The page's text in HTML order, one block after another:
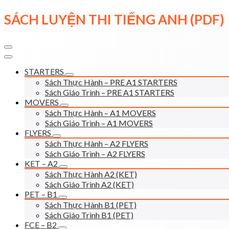
Skip
to
SÁCH LUYỆN THI TIẾNG ANH (PDF)
STARTERS
Sách Thực Hành – PRE A1 STARTERS
Sách Giáo Trình – PRE A1 STARTERS
MOVERS
Sách Thực Hành – A1 MOVERS
Sách Giáo Trình – A1 MOVERS
FLYERS
Sách Thực Hành – A2 FLYERS
Sách Giáo Trình – A2 FLYERS
KET – A2
Sách Thực Hành A2 (KET)
Sách Giáo Trình A2 (KET)
PET – B1
Sách Thực Hành B1 (PET)
Sách Giáo Trình B1 (PET)
FCE – B2